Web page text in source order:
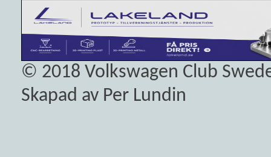
© 2018 Volkswagen Club
Skapad av Per Lundin